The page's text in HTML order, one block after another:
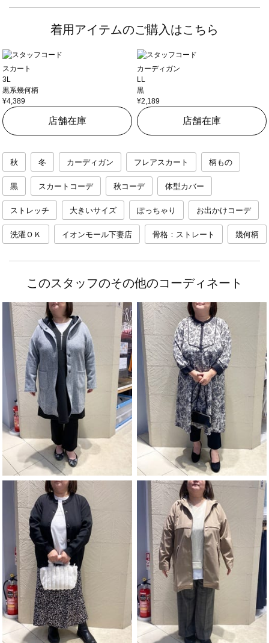
着用アイテムのご購入はこちら
スカート
3L
黒系幾何柄
¥4,389
店舗在庫
カーディガン
LL
黒
¥2,189
店舗在庫
秋 冬 カーディガン フレアスカート 柄もの
黒 スカートコーデ 秋コーデ 体型カバー
ストレッチ 大きいサイズ ぽっちゃり お出かけコーデ
洗濯ＯＫ イオンモール下妻店 骨格：ストレート 幾何柄
このスタッフのその他のコーディネート